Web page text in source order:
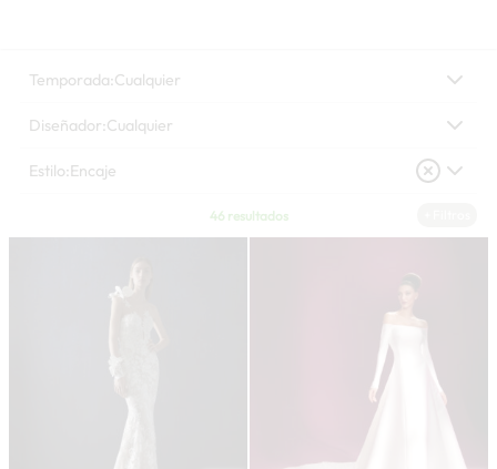
Temporada:Cualquier
Diseñador:Cualquier
Estilo:Encaje
46 resultados